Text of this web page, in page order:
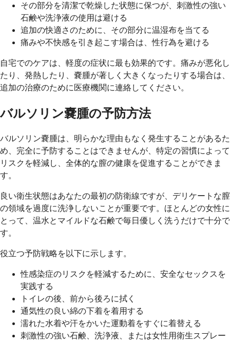
その部分を清潔で乾燥した状態に保つが、刺激性の強い
石鹸や洗浄液の使用は避ける
追加の快適さのために、その部分に温湿布を当てる
痛みや不快感を引き起こす場合は、性行為を避ける
自宅でのケアは、軽度の症状に最も効果的です。痛みが悪化し
たり、発熱したり、嚢腫が著しく大きくなったりする場合は、
追加の治療のために医療機関に連絡してください。
バルソリン嚢腫の予防方法
バルソリン嚢腫は、明らかな理由もなく発生することがあるた
め、完全に予防することはできませんが、特定の習慣によって
リスクを軽減し、全体的な膣の健康を促進することができま
す。
良い衛生状態はあなたの最初の防衛線ですが、デリケートな膣
の領域を過度に洗浄しないことが重要です。ほとんどの女性に
とって、温水とマイルドな石鹸で毎日優しく洗うだけで十分で
す。
役立つ予防戦略を以下に示します。
性感染症のリスクを軽減するために、安全なセックスを
実践する
トイレの後、前から後ろに拭く
通気性の良い綿の下着を着用する
濡れた水着や汗をかいた運動着をすぐに着替える
刺激性の強い石鹸、洗浄液、または女性用衛生スプレー